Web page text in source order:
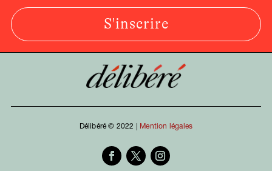
S'inscrire
Délibéré © 2022 | Mention légales